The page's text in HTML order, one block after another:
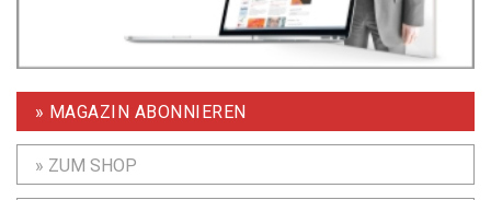
» MAGAZIN ABONNIEREN
» ZUM SHOP